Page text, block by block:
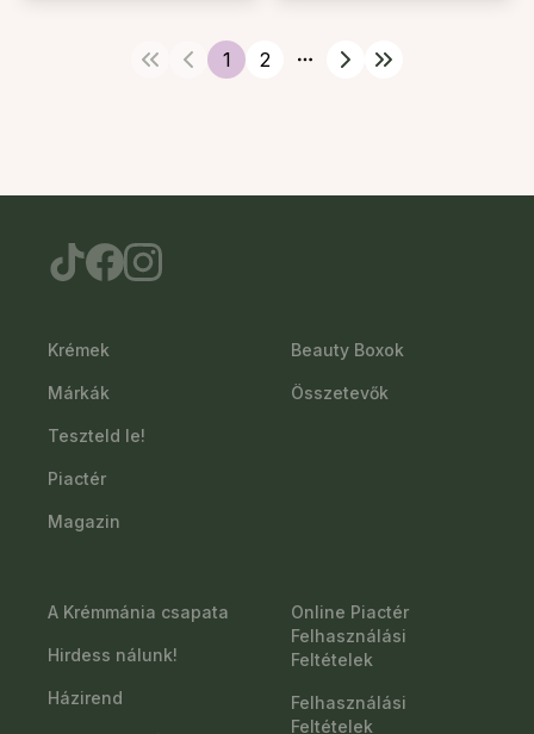
1 2
More pages
Krémek
Márkák
Teszteld le!
Piactér
Magazin
Beauty Boxok
Összetevők
A Krémmánia csapata
Hirdess nálunk!
Házirend
Online Piactér
Felhasználási
Feltételek
Felhasználási
Feltételek